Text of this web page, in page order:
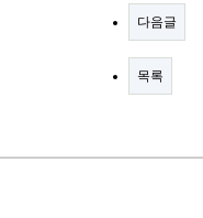
다음글
목록